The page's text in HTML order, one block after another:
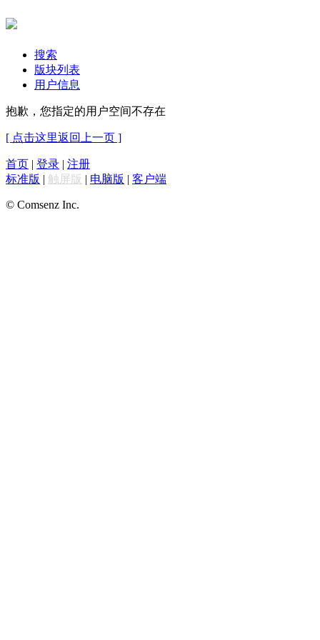
搜索
版块列表
用户信息
抱歉，您指定的用户空间不存在
[ 点击这里返回上一页 ]
首页 | 登录 | 注册
标准版 | 触屏版 | 电脑版 | 客户端
© Comsenz Inc.